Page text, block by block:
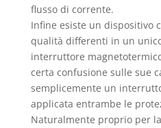
flusso di corrente.
Infine esiste un dispositivo
qualità differenti in un
interruttore
certa confusione sulle sue
semplicemente un
applicata entrambe le
Naturalmente proprio per